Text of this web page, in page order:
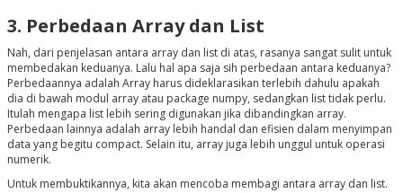
3. Perbedaan Array dan List
Nah, dari penjelasan antara array dan list di atas, rasanya sangat sulit untuk
membedakan keduanya. Lalu hal apa saja sih perbedaan antara keduanya?
Perbedaannya adalah Array harus dideklarasikan terlebih dahulu apakah
dia di bawah modul array atau package numpy, sedangkan list tidak perlu.
Itulah mengapa list lebih sering digunakan jika dibandingkan array.
Perbedaan lainnya adalah array lebih handal dan efisien dalam menyimpan
data yang begitu compact. Selain itu, array juga lebih unggul untuk operasi
numerik.
Untuk membuktikannya, kita akan mencoba membagi antara array dan list.